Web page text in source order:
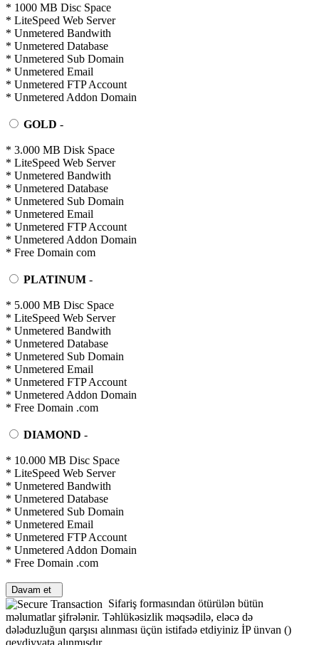
* 1000 MB Disc Space
* LiteSpeed Web Server
* Unmetered Bandwith
* Unmetered Database
* Unmetered Sub Domain
* Unmetered Email
* Unmetered FTP Account
* Unmetered Addon Domain
GOLD -
* 3.000 MB Disk Space
* LiteSpeed Web Server
* Unmetered Bandwith
* Unmetered Database
* Unmetered Sub Domain
* Unmetered Email
* Unmetered FTP Account
* Unmetered Addon Domain
* Free Domain com
PLATINUM -
* 5.000 MB Disc Space
* LiteSpeed Web Server
* Unmetered Bandwith
* Unmetered Database
* Unmetered Sub Domain
* Unmetered Email
* Unmetered FTP Account
* Unmetered Addon Domain
* Free Domain .com
DIAMOND -
* 10.000 MB Disc Space
* LiteSpeed Web Server
* Unmetered Bandwith
* Unmetered Database
* Unmetered Sub Domain
* Unmetered Email
* Unmetered FTP Account
* Unmetered Addon Domain
* Free Domain .com
Davam et
Sifariş formasından ötürülən bütün
məlumatlar şifrələnir. Təhlükəsizlik məqsədilə, eləcə də
dələduzluğun qarşısı alınması üçün istifadə etdiyiniz İP ünvan ()